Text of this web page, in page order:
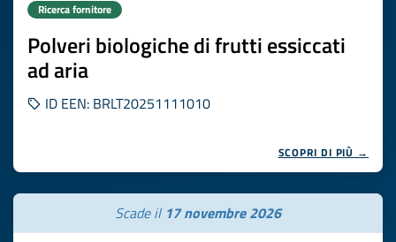
Ricerca fornitore
Polveri biologiche di frutti essiccati
ad aria
ID EEN: BRLT20251111010
SCOPRI DI PIÙ →
Scade il 17 novembre 2026